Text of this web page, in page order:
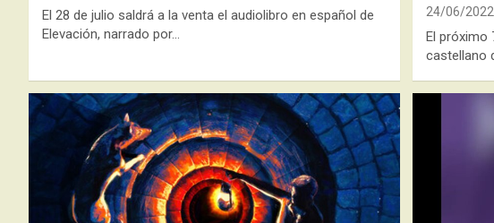
El 28 de julio saldrá a la venta el audiolibro en español de
Elevación, narrado por…
24/06/2022
El próximo
castellano